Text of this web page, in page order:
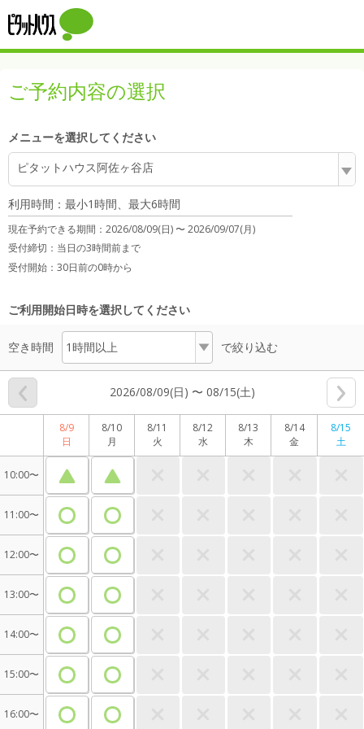
ご予約内容の選択
メニューを選択してください
ピタットハウス阿佐ヶ谷店
利用時間：最小1時間、最大6時間
現在予約できる期間： 2026/08/09(日) 〜2026/09/07(月)
受付締切： 当日の3時間前まで
受付開始： 30日前の0時から
ご利用開始日時を選択してください
空き時間 で絞り込む
2026/08/09(日) 〜 08/15(土)
8/9
日
8/10
月
8/11
火
8/12
水
8/13
木
8/14
金
8/15
土
10:00〜
11:00〜
12:00〜
13:00〜
14:00〜
15:00〜
16:00〜